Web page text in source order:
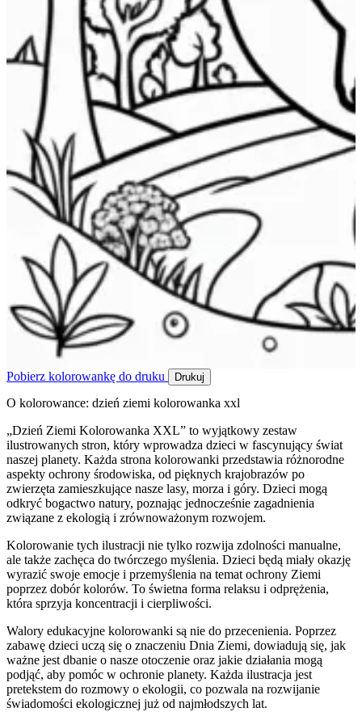
Pobierz kolorowankę do druku Drukuj
O kolorowance: dzień ziemi kolorowanka xxl
„Dzień Ziemi Kolorowanka XXL” to wyjątkowy zestaw
ilustrowanych stron, który wprowadza dzieci w fascynujący świat
naszej planety. Każda strona kolorowanki przedstawia różnorodne
aspekty ochrony środowiska, od pięknych krajobrazów po
zwierzęta zamieszkujące nasze lasy, morza i góry. Dzieci mogą
odkryć bogactwo natury, poznając jednocześnie zagadnienia
związane z ekologią i zrównoważonym rozwojem.
Kolorowanie tych ilustracji nie tylko rozwija zdolności manualne,
ale także zachęca do twórczego myślenia. Dzieci będą miały okazję
wyrazić swoje emocje i przemyślenia na temat ochrony Ziemi
poprzez dobór kolorów. To świetna forma relaksu i odprężenia,
która sprzyja koncentracji i cierpliwości.
Walory edukacyjne kolorowanki są nie do przecenienia. Poprzez
zabawę dzieci uczą się o znaczeniu Dnia Ziemi, dowiadują się, jak
ważne jest dbanie o nasze otoczenie oraz jakie działania mogą
podjąć, aby pomóc w ochronie planety. Każda ilustracja jest
pretekstem do rozmowy o ekologii, co pozwala na rozwijanie
świadomości ekologicznej już od najmłodszych lat.